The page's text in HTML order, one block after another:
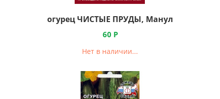
огурец ЧИСТЫЕ ПРУДЫ, Манул
60 Р
Нет в наличии...